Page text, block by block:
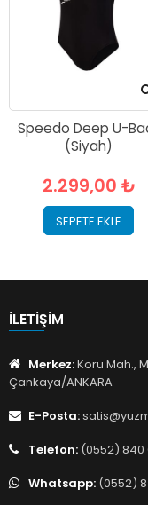
Speedo Deep U-
(Siyah)
2.299,00 ₺
SEPETE EKLE
İLETIŞIM
Merkez:Koru Mah.,
Çankaya/ANKARA
E-Posta:
Telefon: (0552) 840
Whatsapp: (0552)